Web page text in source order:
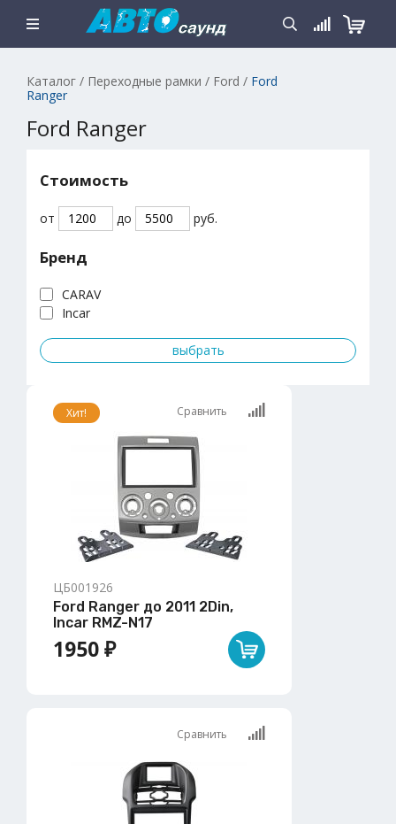
Каталог / Переходные рамки / Ford / Ford
Ranger
Ford Ranger
Стоимость
от до руб.
Бренд
CARAV
Incar
Хит! Сравнить
ЦБ001926
Ford Ranger до 2011 2Din,
Incar RMZ-N17
1950 ₽
Сравнить